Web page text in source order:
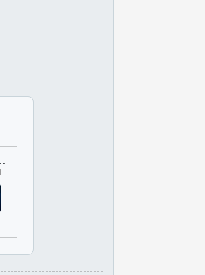
aged 12 and over
https://www.timesofisrael.com/israel-offers-covid-booster-shot-to-all-eligible-for-vaccine/